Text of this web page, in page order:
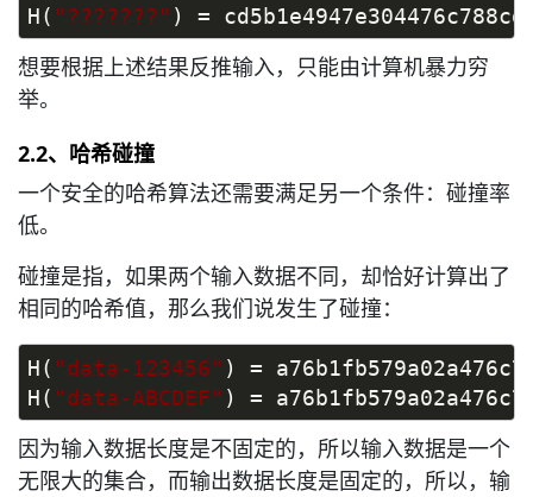
H( "???????" ) =
想要根据上述结果反推输入，只能由计算机暴力穷
举。
2.2、哈希碰撞
一个安全的哈希算法还需要满足另一个条件：碰撞率
低。
碰撞是指，如果两个输入数据不同，却恰好计算出了
相同的哈希值，那么我们说发生了碰撞：
H( "data-123456" ) =
H( "data-ABCDEF" ) =
因为输入数据长度是不固定的，所以输入数据是一个
无限大的集合，而输出数据长度是固定的，所以，输